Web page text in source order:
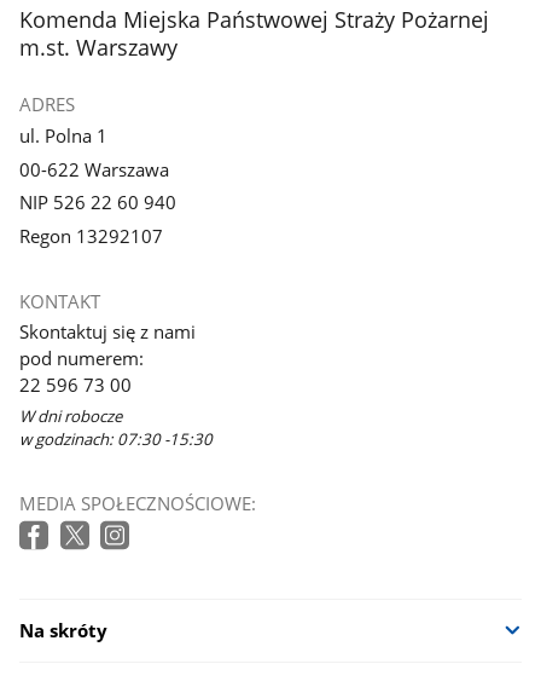
stopka
Komenda Miejska Państwowej Straży Pożarnej
m.st. Warszawy
ADRES
ul. Polna 1
00-622 Warszawa
NIP 526 22 60 940
Regon 13292107
KONTAKT
Skontaktuj się z nami
pod numerem:
22 596 73 00
W dni robocze
w godzinach: 07:30 -15:30
MEDIA SPOŁECZNOŚCIOWE:
Na skróty